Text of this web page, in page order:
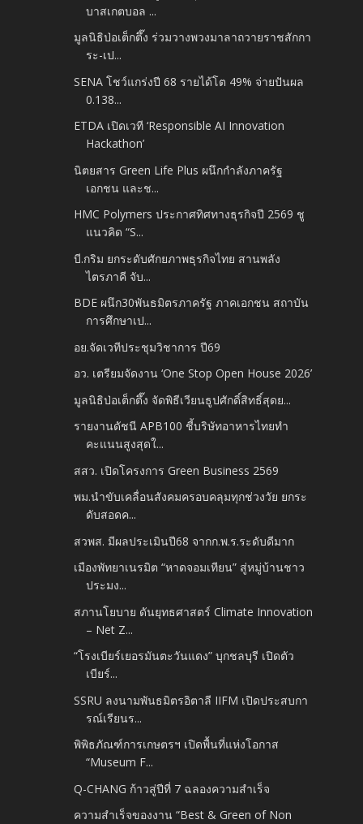
บาสเกตบอล ...
มูลนิธิป่อเต็กตึ๊ง ร่วมวางพวงมาลาถวายราชสักกา
ระ-เป...
SENA โชว์แกร่งปี 68 รายได้โต 49% จ่ายปันผล
0.138...
ETDA เปิดเวที ‘Responsible AI Innovation
Hackathon’
นิตยสาร Green Life Plus ผนึกกำลังภาครัฐ
เอกชน และช...
HMC Polymers ประกาศทิศทางธุรกิจปี 2569 ชู
แนวคิด “S...
บี.กริม ยกระดับศักยภาพธุรกิจไทย สานพลัง
ไตรภาคี จับ...
BDE ผนึก30พันธมิตรภาครัฐ ภาคเอกชน สถาบัน
การศึกษาเป...
อย.จัดเวทีประชุมวิชาการ ปี69
อว. เตรียมจัดงาน ‘One Stop Open House 2026’
มูลนิธิป่อเต็กตึ๊ง จัดพิธีเวียนธูปศักดิ์สิทธิ์สุดย...
รายงานดัชนี APB100 ชี้บริษัทอาหารไทยทำ
คะแนนสูงสุดใ...
สสว. เปิดโครงการ Green Business 2569
พม.นำขับเคลื่อนสังคมครอบคลุมทุกช่วงวัย ยกระ
ดับสอดค...
สวพส. มีผลประเมินปี68 จากก.พ.ร.ระดับดีมาก
เมืองพัทยาเนรมิต “หาดจอมเทียน” สู่หมู่บ้านชาว
ประมง...
สภานโยบาย ดันยุทธศาสตร์ Climate Innovation
– Net Z...
“โรงเบียร์เยอรมันตะวันแดง” บุกชลบุรี เปิดตัว
เบียร์...
SSRU ลงนามพันธมิตรอิตาลี IIFM เปิดประสบกา
รณ์เรียนร...
พิพิธภัณฑ์การเกษตรฯ เปิดพื้นที่แห่งโอกาส
“Museum F...
Q-CHANG ก้าวสู่ปีที่ 7 ฉลองความสำเร็จ
ความสำเร็จของงาน “Best & Green of Non